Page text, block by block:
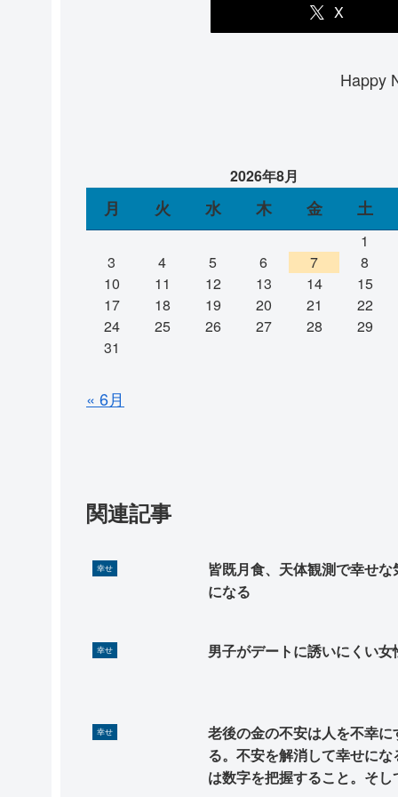
X
Happy
2026年8月
月 火 水 木 金 土
1
3
4 5 6 7
8
10
11 12 13 14
15
17
18 19 20 21
22
24
25 26 27 28
29
31
« 6月
関連記事
幸せ
皆既月食、天体観測で幸せな
になる
幸せ 男子がデートに誘いにくい女
幸せ
老後の金の不安は人を不幸に
る。不安を解消して幸せにな
は数字を把握すること。そし